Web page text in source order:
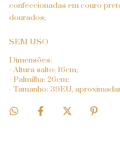
confeccionadas em couro
dourados;
SEM USO
Dimensões:
- Altura salto: 16cm;
- Palmilha: 26cm;
- Tamanho: 39EU,